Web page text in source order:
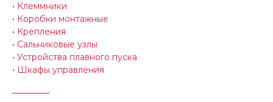
• Клеммники
• Коробки монтажные
• Крепления
• Сальниковые узлы
• Устройства плавного пуска
• Шкафы управления